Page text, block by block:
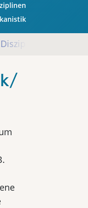
Disziplinäre